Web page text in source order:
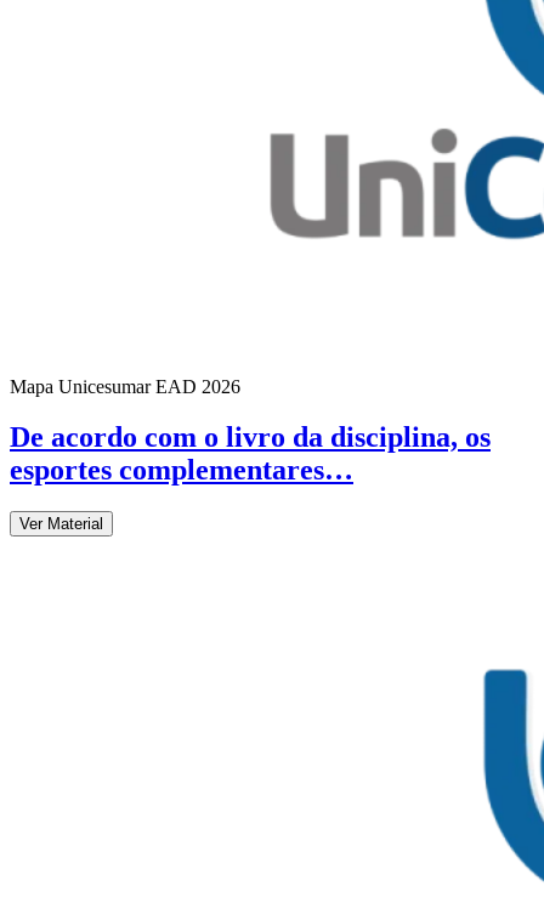
Mapa Unicesumar EAD 2026
De acordo com o livro da disciplina, os
esportes complementares…
Ver Material